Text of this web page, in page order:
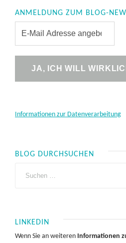
ANMELDUNG ZUM BLOG-
Informationen zur Datenverarbeitung
BLOG DURCHSUCHEN
LINKEDIN
Wenn Sie an weiteren Informationen